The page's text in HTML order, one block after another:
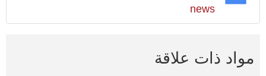
news
مواد ذات علاقة